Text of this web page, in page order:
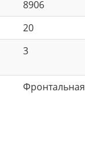
8906
20
3
Фронтальная